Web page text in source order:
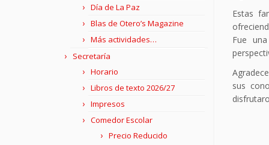
Día de La Paz
Blas de Otero’s Magazine
Más actividades…
Secretaría
Horario
Libros de texto 2026/27
Impresos
Comedor Escolar
Precio Reducido
Estas
Fue
sus